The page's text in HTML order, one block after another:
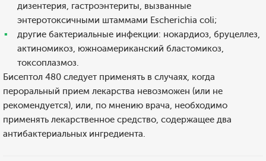
дизентерия, гастроэнтериты, вызванные
энтеротоксичными штаммами Escherichia coli;
другие бактериальные инфекции: нокардиоз, бруцеллез,
актиномикоз, южноамериканский бластомикоз,
токсоплазмоз.
Бисептол 480 следует применять в случаях, когда
пероральный прием лекарства невозможен (или не
рекомендуется), или, по мнению врача, необходимо
применять лекарственное средство, содержащее два
антибактериальных ингредиента.